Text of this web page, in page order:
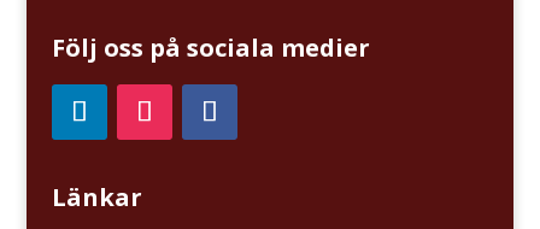
Följ oss på sociala medier
Länkar